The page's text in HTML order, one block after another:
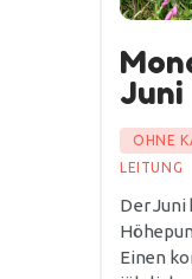
Juni
OHNE
LEITUNG
Der Juni
Einen